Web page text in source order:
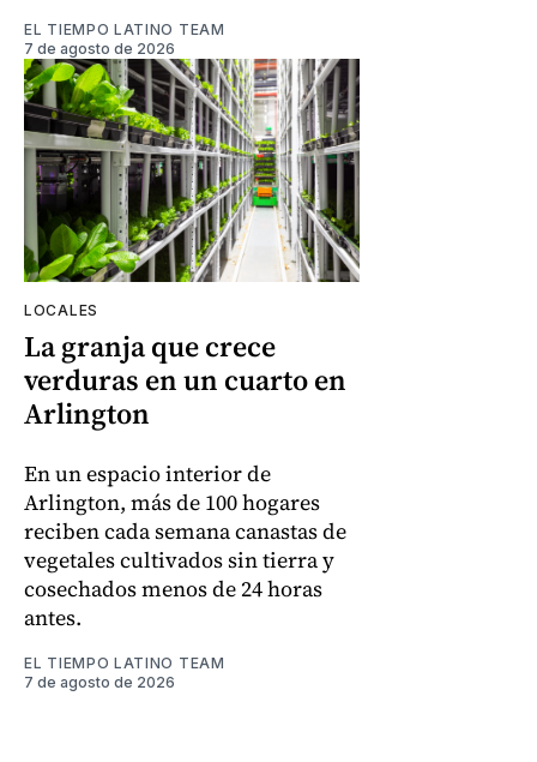
EL TIEMPO LATINO TEAM
7 de agosto de 2026
LOCALES
La granja que crece
verduras en un cuarto en
Arlington
En un espacio interior de
Arlington, más de 100 hogares
reciben cada semana canastas de
vegetales cultivados sin tierra y
cosechados menos de 24 horas
antes.
EL TIEMPO LATINO TEAM
7 de agosto de 2026